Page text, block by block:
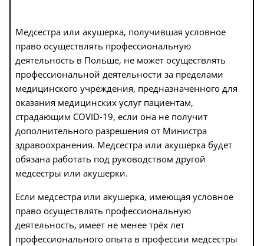
Медсестра или акушерка, получившая условное
право осуществлять профессиональную
деятельность в Польше, не может осуществлять
профессиональной деятельности за пределами
медицинского учреждения, предназначенного для
оказания медицинских услуг пациентам,
страдающим COVID-19, если она не получит
дополнительного разрешения от Министра
здравоохранения. Медсестра или акушерка будет
обязана работать под руководством другой
медсестры или акушерки.
Если медсестра или акушерка, имеющая условное
право осуществлять профессиональную
деятельность, имеет не менее трёх лет
профессионального опыта в профессии медсестры